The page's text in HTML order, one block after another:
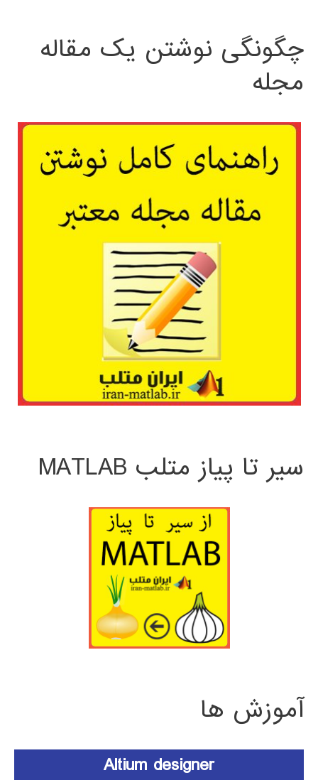
چگونگی نوشتن یک مقاله
مجله
سیر تا پیاز متلب MATLAB
آموزش ها
Altium designer